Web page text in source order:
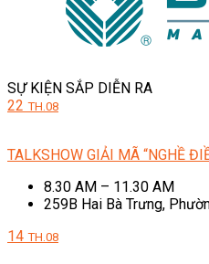
SỰ KIỆN SẮP DIỄN RA
22 TH.08
TALKSHOW GIẢI MÃ “NGHỀ
8.30 AM – 11.30 AM
259B Hai Bà Trưng,
14 TH.08